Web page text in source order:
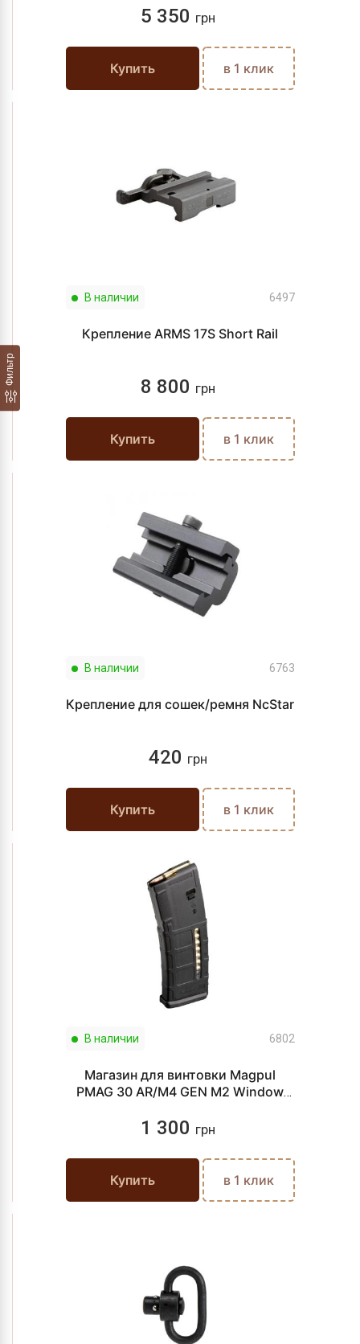
Фильтр
5 350 грн
Купить в 1 клик
В наличии 6497
Крепление ARMS 17S Short Rail
8 800 грн
Купить в 1 клик
В наличии 6763
Крепление для сошек/ремня NcStar
420 грн
Купить в 1 клик
В наличии 6802
Магазин для винтовки Magpul
PMAG 30 AR/M4 GEN M2 Window
1 300 грн
Купить в 1 клик